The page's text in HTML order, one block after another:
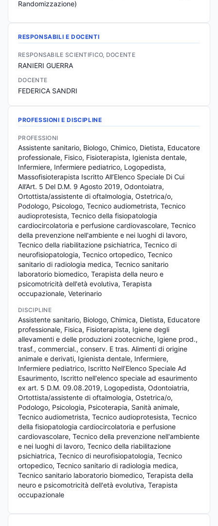
Randomizzazione)
RESPONSABILI E DOCENTI
RESPONSABILE SCIENTIFICO, DOCENTE
RANIERI GUERRA
DOCENTE
FEDERICA SANDRI
PROFESSIONI E DISCIPLINE
PROFESSIONI
Assistente sanitario, Biologo, Chimico, Dietista, Educatore
professionale, Fisico, Fisioterapista, Igienista dentale,
Infermiere, Infermiere pediatrico, Logopedista,
Massofisioterapista Iscritto All’Elenco Speciale Di Cui
All’Art. 5 Del D.M. 9 Agosto 2019, Odontoiatra,
Ortottista/assistente di oftalmologia, Ostetrica/o,
Podologo, Psicologo, Tecnico audiometrista, Tecnico
audioprotesista, Tecnico della fisiopatologia
cardiocircolatoria e perfusione cardiovascolare, Tecnico
della prevenzione nell'ambiente e nei luoghi di lavoro,
Tecnico della riabilitazione psichiatrica, Tecnico di
neurofisiopatologia, Tecnico ortopedico, Tecnico
sanitario di radiologia medica, Tecnico sanitario
laboratorio biomedico, Terapista della neuro e
psicomotricità dell'età evolutiva, Terapista
occupazionale, Veterinario
DISCIPLINE
Assistente sanitario, Biologo, Chimica, Dietista, Educatore
professionale, Fisica, Fisioterapista, Igiene degli
allevamenti e delle produzioni zootecniche, Igiene prod.,
trasf., commercial., conserv. E tras. Alimenti di origine
animale e derivati, Igienista dentale, Infermiere,
Infermiere pediatrico, Iscritto Nell’Elenco Speciale Ad
Esaurimento, Iscritto nell'elenco speciale ad esaurimento
ex art. 5 D.M. 09.08.2019, Logopedista, Odontoiatria,
Ortottista/assistente di oftalmologia, Ostetrica/o,
Podologo, Psicologia, Psicoterapia, Sanità animale,
Tecnico audiometrista, Tecnico audioprotesista, Tecnico
della fisiopatologia cardiocircolatoria e perfusione
cardiovascolare, Tecnico della prevenzione nell'ambiente
e nei luoghi di lavoro, Tecnico della riabilitazione
psichiatrica, Tecnico di neurofisiopatologia, Tecnico
ortopedico, Tecnico sanitario di radiologia medica,
Tecnico sanitario laboratorio biomedico, Terapista della
neuro e psicomotricità dell'età evolutiva, Terapista
occupazionale